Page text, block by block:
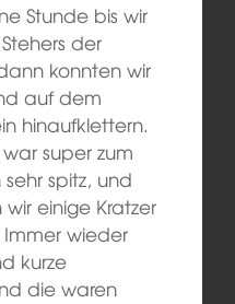
Stunde bis wir
der
konnten wir
auf dem
hinaufklettern.
super zum
spitz, und
einige Kratzer
wieder
kurze
die waren